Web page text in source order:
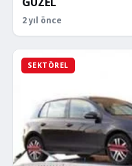
2 yıl önce
SEKTÖREL